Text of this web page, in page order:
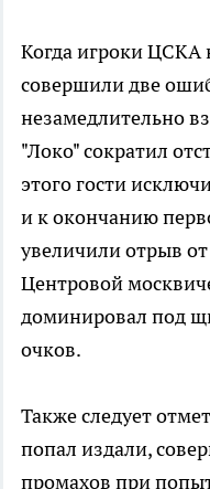
Когда игроки ЦСКА
совершили две
незамедлительно
"Локо" сократил
этого гости
и к окончанию
увеличили отрыв
Центровой
доминировал под
очков.
Также следует
попал издали,
промахов при